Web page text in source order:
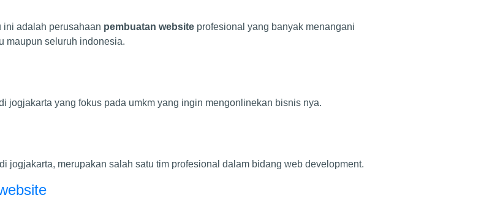
ini adalah perusahaan pembuatan website profesional yang banyak menangani
maupun seluruh indonesia.
jogjakarta yang fokus pada umkm yang ingin mengonlinekan bisnis nya.
jogjakarta, merupakan salah satu tim profesional dalam bidang web development.